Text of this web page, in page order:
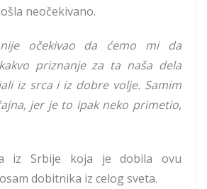
neočekivano.
očekivao da ćemo mi da
priznanje za ta naša dela
iz srca i iz dobre volje. Samim
jer je to ipak neko primetio,
iz Srbije koja je dobila ovu
dobitnika iz celog sveta.